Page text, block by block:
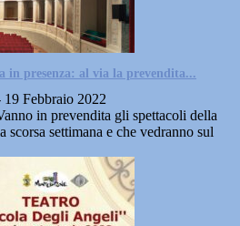
in presenza: al via la prevendita...
19 Febbraio 2022
in prevendita gli spettacoli della
scorsa settimana e che vedranno sul